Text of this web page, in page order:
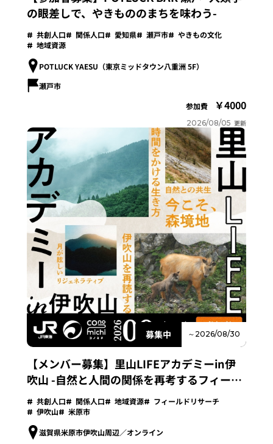
の眼差しで、やきもののまちを味わう-
共創人口 関係人口 愛知県 瀬戸市
やきもの文化
地域資源
POTLUCK YAESU（東京ミッドタウン八重洲 5F）
瀬戸市
参加費
4000
2026/08/05 更新
募集中 ～2026/08/30
【メンバー募集】里山LIFEアカデミーin伊
吹山 -自然と人間の関係を再考するフィール
ドリサーチプログラム-
共創人口 関係人口 地域資源
フィールドリサーチ
伊吹山
米原市
滋賀県米原市伊吹山周辺／オンライン